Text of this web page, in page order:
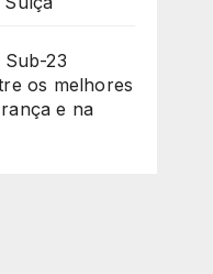
Sub-23
os melhores
e na